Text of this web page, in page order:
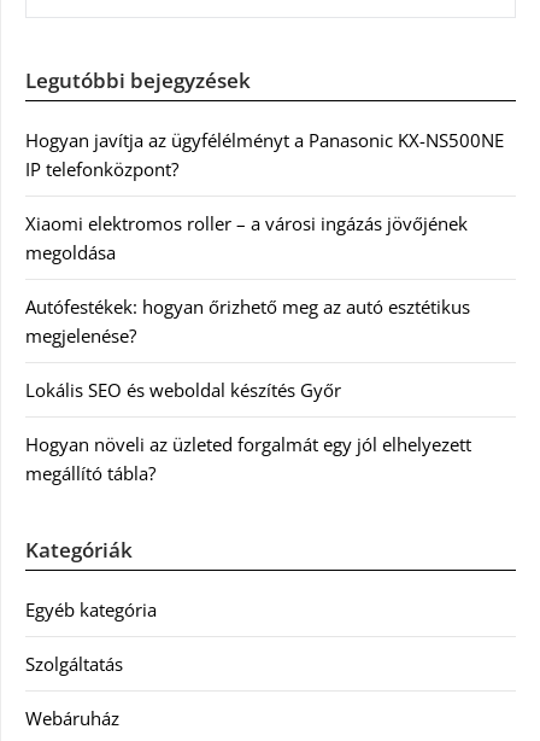
Legutóbbi bejegyzések
Hogyan javítja az ügyfélélményt a Panasonic KX-NS500NE
IP telefonközpont?
Xiaomi elektromos roller – a városi ingázás jövőjének
megoldása
Autófestékek: hogyan őrizhető meg az autó esztétikus
megjelenése?
Lokális SEO és weboldal készítés Győr
Hogyan növeli az üzleted forgalmát egy jól elhelyezett
megállító tábla?
Kategóriák
Egyéb kategória
Szolgáltatás
Webáruház